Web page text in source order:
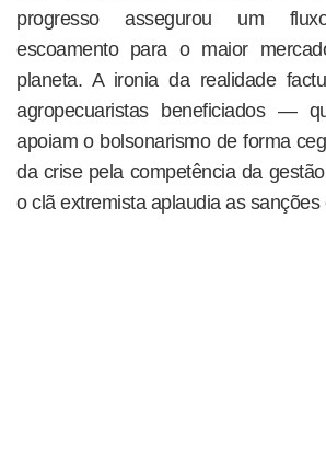
progresso assegurou um
escoamento para o maior
planeta. A ironia da realidade
agropecuaristas beneficiados —
apoiam o bolsonarismo de forma
da crise pela competência da
o clã extremista aplaudia as sanções